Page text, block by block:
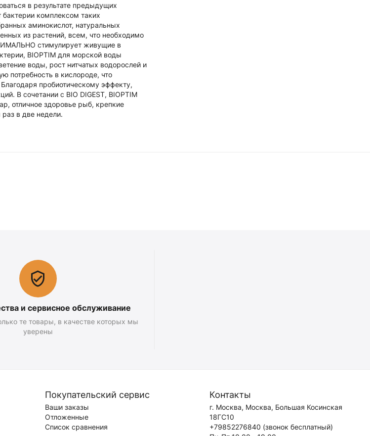
в результате предыдущих
комплексом таких
аминокислот, натуральных
из растений, всем, что необходимо
стимулирует живущие в
BIOPTIM для морской воды
воды, рост нитчатых водорослей и
потребность в кислороде, что
пробиотическому эффекту,
В сочетании с BIO DIGEST, BIOPTIM
отличное здоровье рыб, крепкие
в две недели.
и сервисное обслуживание
те товары, в качестве которых мы
уверены
Покупательский сервис
Ваши заказы
Отложенные
Список сравнения
Контакты
г. Москва, Москва, Большая Косинская
18ГС10
+79852276840 (звонок бесплатный)